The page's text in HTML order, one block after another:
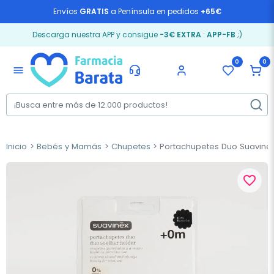
Envíos GRATIS a Península en pedidos +65€
Descarga nuestra APP y consigue -3€ EXTRA: APP-FB ;)
menu
0 0
Inicio Bebés y Mamás Chupetes Portachupetes Duo
favorite_border